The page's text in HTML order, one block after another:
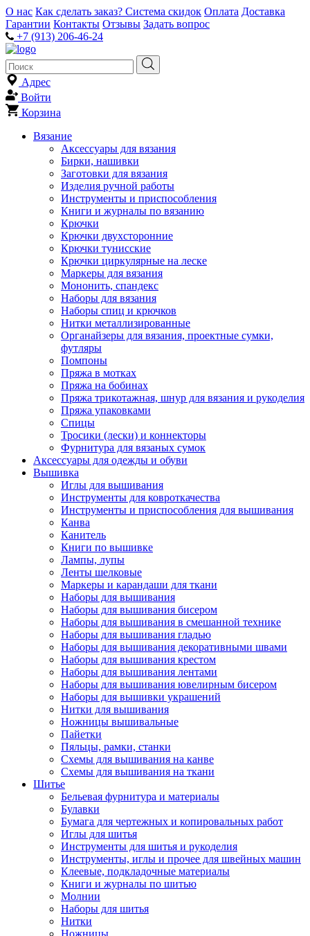
О нас Как сделать заказ? Система скидок Оплата Доставка
Гарантии Контакты Отзывы Задать вопрос
+7 (913) 206-46-24
Адрес
Войти
Корзина
Вязание
Аксессуары для вязания
Бирки, нашивки
Заготовки для вязания
Изделия ручной работы
Инструменты и приспособления
Книги и журналы по вязанию
Крючки
Крючки двухсторонние
Крючки тунисские
Крючки циркулярные на леске
Маркеры для вязания
Мононить, спандекс
Наборы для вязания
Наборы спиц и крючков
Нитки металлизированные
Органайзеры для вязания, проектные сумки,
футляры
Помпоны
Пряжа в мотках
Пряжа на бобинах
Пряжа трикотажная, шнур для вязания и рукоделия
Пряжа упаковками
Спицы
Тросики (лески) и коннекторы
Фурнитура для вязаных сумок
Аксессуары для одежды и обуви
Вышивка
Иглы для вышивания
Инструменты для ковроткачества
Инструменты и приспособления для вышивания
Канва
Канитель
Книги по вышивке
Лампы, лупы
Ленты шелковые
Маркеры и карандаши для ткани
Наборы для вышивания
Наборы для вышивания бисером
Наборы для вышивания в смешанной технике
Наборы для вышивания гладью
Наборы для вышивания декоративными швами
Наборы для вышивания крестом
Наборы для вышивания лентами
Наборы для вышивания ювелирным бисером
Наборы для вышивки украшений
Нитки для вышивания
Ножницы вышивальные
Пайетки
Пяльцы, рамки, станки
Схемы для вышивания на канве
Схемы для вышивания на ткани
Шитье
Бельевая фурнитура и материалы
Булавки
Бумага для чертежных и копировальных работ
Иглы для шитья
Инструменты для шитья и рукоделия
Инструменты, иглы и прочее для швейных машин
Клеевые, подкладочные материалы
Книги и журналы по шитью
Молнии
Наборы для шитья
Нитки
Ножницы